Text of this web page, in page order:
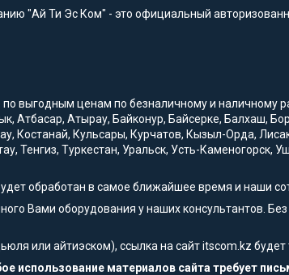
"Ай Ти Эс Ком" - это официальный
по выгодным ценам по безналичному и наличному
Атбасар, Атырау, Байконур, Байсерке, Балхаш,
Костанай, Кульсары, Курчатов, Кызыл-Орда,
Тенгиз, Туркестан, Уральск, Усть-
обработан в самое ближайшее время и наши
Вами оборудования у наших консультантов.
или айтиэском), ссылка на сайт itscom.kz
материалов сайта требует